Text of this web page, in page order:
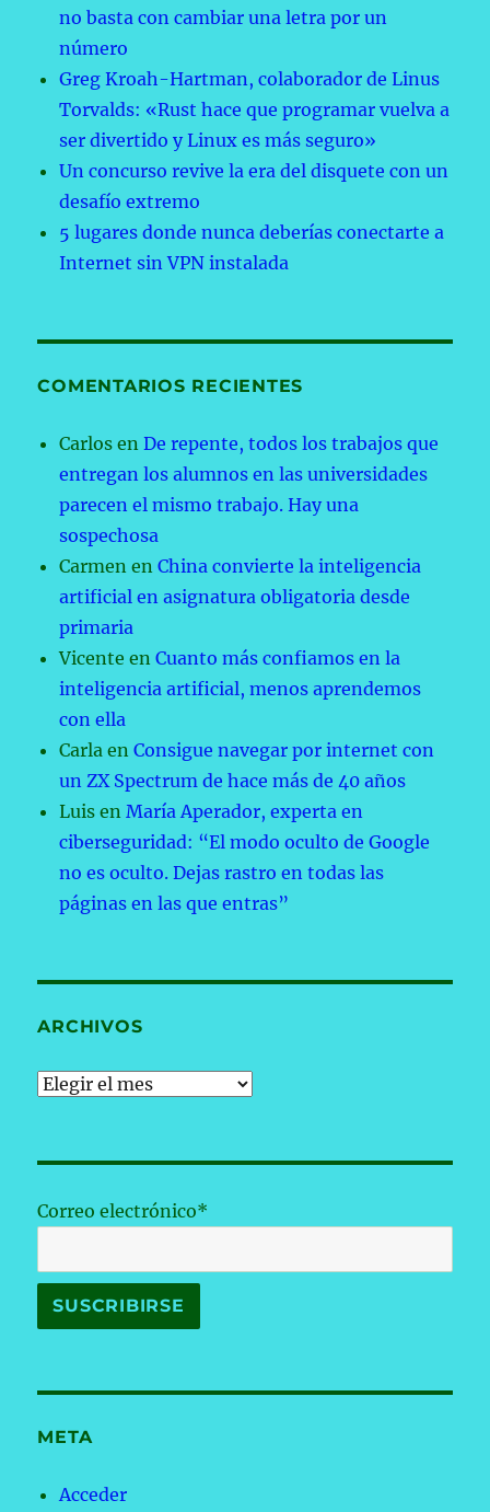
no basta con cambiar una letra por un
número
Greg Kroah-Hartman, colaborador de Linus
Torvalds: «Rust hace que programar vuelva a
ser divertido y Linux es más seguro»
Un concurso revive la era del disquete con un
desafío extremo
5 lugares donde nunca deberías conectarte a
Internet sin VPN instalada
COMENTARIOS RECIENTES
Carlos enDe repente, todos los trabajos que
entregan los alumnos en las universidades
parecen el mismo trabajo. Hay una
sospechosa
Carmen enChina convierte la inteligencia
artificial en asignatura obligatoria desde
primaria
Vicente enCuanto más confiamos en la
inteligencia artificial, menos aprendemos
con ella
Carla enConsigue navegar por internet con
un ZX Spectrum de hace más de 40 años
Luis enMaría Aperador, experta en
ciberseguridad: “El modo oculto de Google
no es oculto. Dejas rastro en todas las
páginas en las que entras”
ARCHIVOS
Archivos
Correo electrónico*
META
Acceder